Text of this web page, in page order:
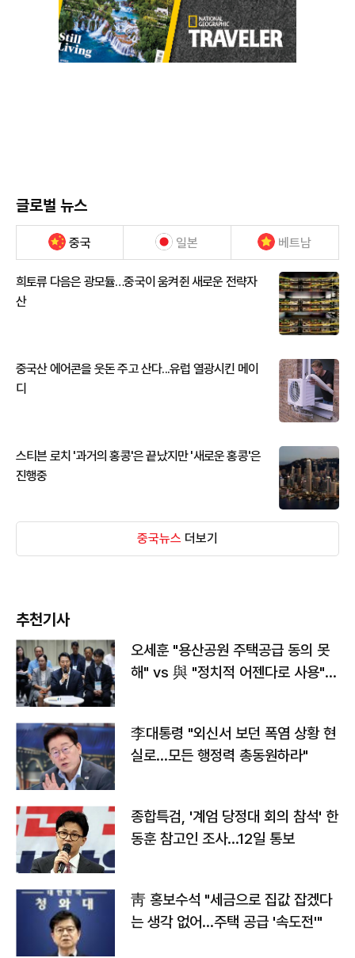
글로벌 뉴스
중국 일본 베트남
희토류 다음은 광모듈…중국이 움켜쥔 새로운 전략자
산
중국산 에어콘을 웃돈 주고 산다...유럽 열광시킨 메이
디
스티븐 로치 '과거의 홍콩'은 끝났지만 '새로운 홍콩'은
진행중
중국뉴스 더보기
추천기사
오세훈 "용산공원 주택공급 동의 못
해" vs 與 "정치적 어젠다로 사용"
李대통령 "외신서 보던 폭염 상황 현
실로…모든 행정력 총동원하라"
종합특검, '계엄 당정대 회의 참석' 한
동훈 참고인 조사...12일 통보
靑 홍보수석 "세금으로 집값 잡겠다
는 생각 없어…주택 공급 '속도전'"